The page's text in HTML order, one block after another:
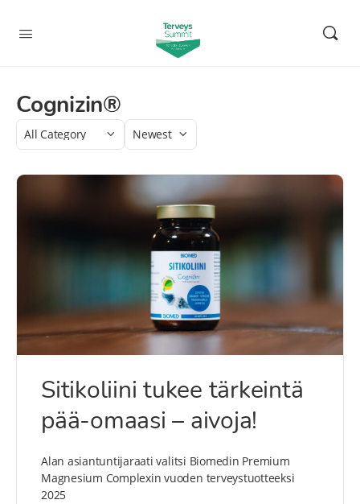
Cognizin®
Category
Sort
Sitikoliini tukee tärkeintä
pää-omaasi – aivoja!
Alan asiantuntijaraati valitsi Biomedin Premium
Magnesium Complexin vuoden terveystuotteeksi
2025